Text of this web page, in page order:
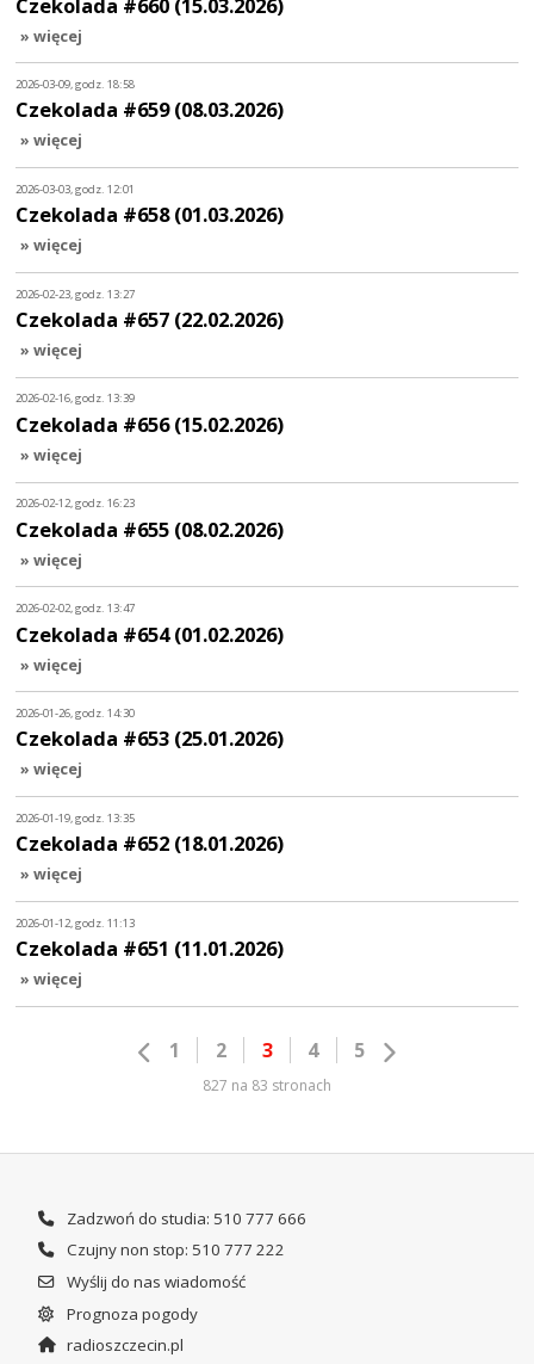
» więcej
2026-03-09, godz. 18:58
Czekolada #659 (08.03.2026)
» więcej
2026-03-03, godz. 12:01
Czekolada #658 (01.03.2026)
» więcej
2026-02-23, godz. 13:27
Czekolada #657 (22.02.2026)
» więcej
2026-02-16, godz. 13:39
Czekolada #656 (15.02.2026)
» więcej
2026-02-12, godz. 16:23
Czekolada #655 (08.02.2026)
» więcej
2026-02-02, godz. 13:47
Czekolada #654 (01.02.2026)
» więcej
2026-01-26, godz. 14:30
Czekolada #653 (25.01.2026)
» więcej
2026-01-19, godz. 13:35
Czekolada #652 (18.01.2026)
» więcej
2026-01-12, godz. 11:13
Czekolada #651 (11.01.2026)
» więcej
1 2 3 4 5
827 na 83 stronach
Zadzwoń do studia: 510 777 666
Czujny non stop: 510 777 222
Wyślij do nas wiadomość
Prognoza pogody
radioszczecin.pl